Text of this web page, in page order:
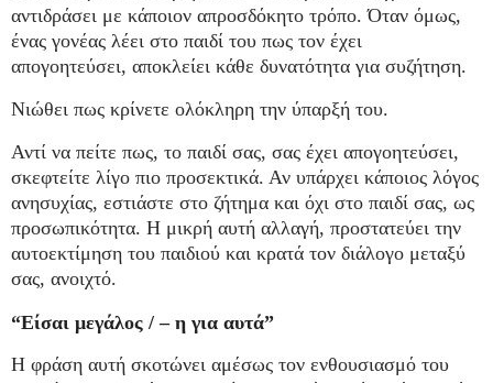
αντιδράσει με κάποιον απροσδόκητο τρόπο. Όταν όμως,
ένας γονέας λέει στο παιδί του πως τον έχει
απογοητεύσει, αποκλείει κάθε δυνατότητα για συζήτηση.
Νιώθει πως κρίνετε ολόκληρη την ύπαρξή του.
Αντί να πείτε πως, το παιδί σας, σας έχει απογοητεύσει,
σκεφτείτε λίγο πιο προσεκτικά. Αν υπάρχει κάποιος λόγος
ανησυχίας, εστιάστε στο ζήτημα και όχι στο παιδί σας, ως
προσωπικότητα. Η μικρή αυτή αλλαγή, προστατεύει την
αυτοεκτίμηση του παιδιού και κρατά τον διάλογο μεταξύ
σας, ανοιχτό.
“Είσαι μεγάλος / – η για αυτά”
Η φράση αυτή σκοτώνει αμέσως τον ενθουσιασμό του